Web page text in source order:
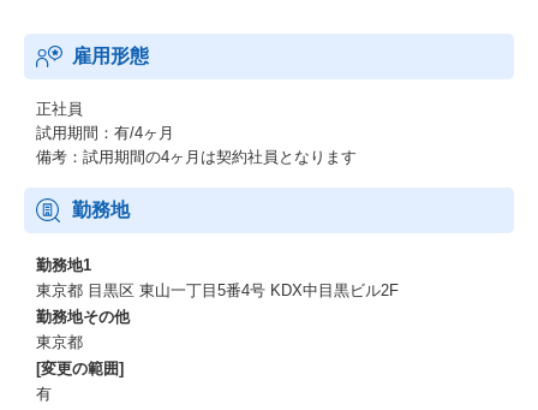
雇用形態
正社員
試用期間：有/4ヶ月
備考：試用期間の4ヶ月は契約社員となります
勤務地
勤務地1
東京都 目黒区 東山一丁目5番4号 KDX中目黒ビル2F
勤務地その他
東京都
[変更の範囲]
有